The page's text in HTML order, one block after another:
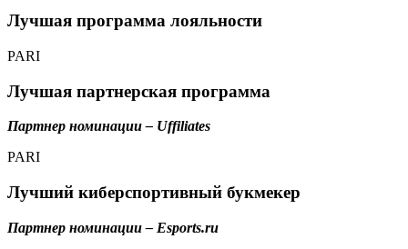
Лучшая программа лояльности
PARI
Лучшая партнерская программа
Партнер номинации – Uffiliates
PARI
Лучший киберспортивный букмекер
Партнер номинации – Esports.ru